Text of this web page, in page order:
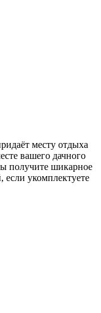
месту отдыха
вашего дачного
получите шикарное
если укомплектуете